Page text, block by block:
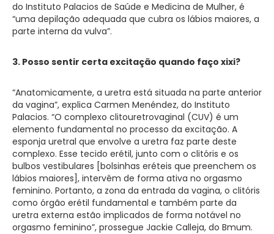
do Instituto Palacios de Saúde e Medicina de Mulher, é
“uma depilação adequada que cubra os lábios maiores, a
parte interna da vulva”.
3. Posso sentir certa excitação quando faço xixi?
“Anatomicamente, a uretra está situada na parte anterior
da vagina”, explica Carmen Menéndez, do Instituto
Palacios. “O complexo clitouretrovaginal (CUV) é um
elemento fundamental no processo da excitação. A
esponja uretral que envolve a uretra faz parte deste
complexo. Esse tecido erétil, junto com o clitóris e os
bulbos vestibulares [bolsinhas eréteis que preenchem os
lábios maiores], intervêm de forma ativa no orgasmo
feminino. Portanto, a zona da entrada da vagina, o clitóris
como órgão erétil fundamental e também parte da
uretra externa estão implicados de forma notável no
orgasmo feminino”, prossegue Jackie Calleja, do Bmum.